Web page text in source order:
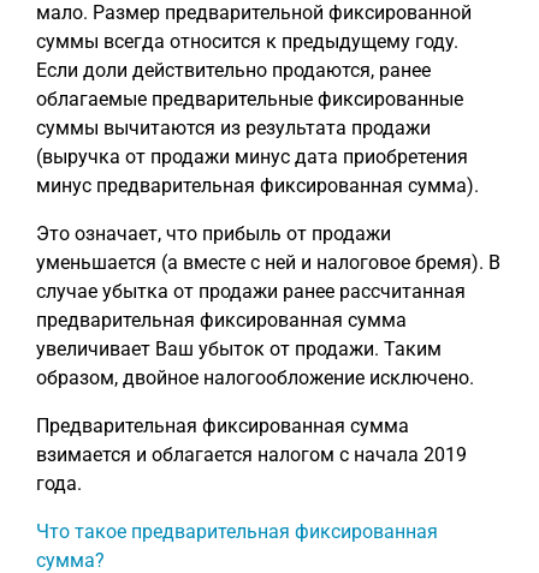
мало. Размер предварительной фиксированной
суммы всегда относится к предыдущему году.
Если доли действительно продаются, ранее
облагаемые предварительные фиксированные
суммы вычитаются из результата продажи
(выручка от продажи минус дата приобретения
минус предварительная фиксированная сумма).
Это означает, что прибыль от продажи
уменьшается (а вместе с ней и налоговое бремя). В
случае убытка от продажи ранее рассчитанная
предварительная фиксированная сумма
увеличивает Ваш убыток от продажи. Таким
образом, двойное налогообложение исключено.
Предварительная фиксированная сумма
взимается и облагается налогом с начала 2019
года.
Что такое предварительная фиксированная
сумма?